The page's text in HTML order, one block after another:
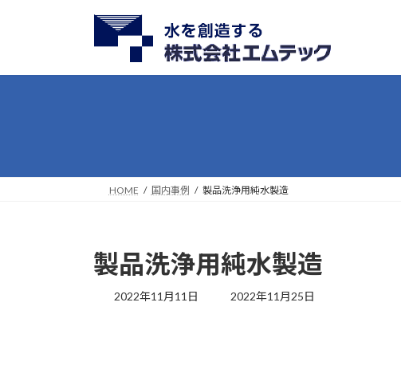
プ
動
HOME 国内事例 製品洗浄用純水製造
製品洗浄用純水製造
2022年11月11日
最
2022年11月25日